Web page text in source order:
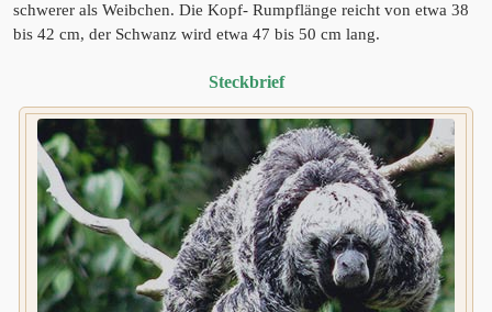
schwerer als Weibchen. Die Kopf- Rumpflänge reicht von etwa 38
bis 42 cm, der Schwanz wird etwa 47 bis 50 cm lang.
Steckbrief